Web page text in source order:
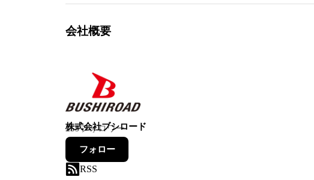
会社概要
株式会社ブシロード
259フォロワー
フォロー
RSS